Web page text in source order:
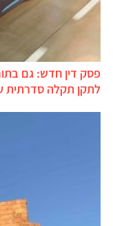
פסק דין חדש: גם
לתקן תקלה סדרתית